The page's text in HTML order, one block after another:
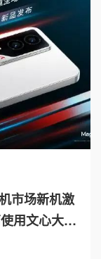
市场新机激
用文心大模